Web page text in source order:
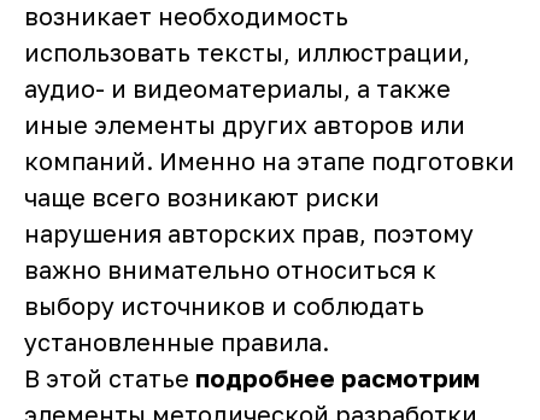
возникает необходимость
использовать тексты, иллюстрации,
аудио- и видеоматериалы, а также
иные элементы других авторов или
компаний. Именно на этапе подготовки
чаще всего возникают риски
нарушения авторских прав, поэтому
важно внимательно относиться к
выбору источников и соблюдать
установленные правила.
В этой статье подробнее расмотрим
элементы методической разработки,